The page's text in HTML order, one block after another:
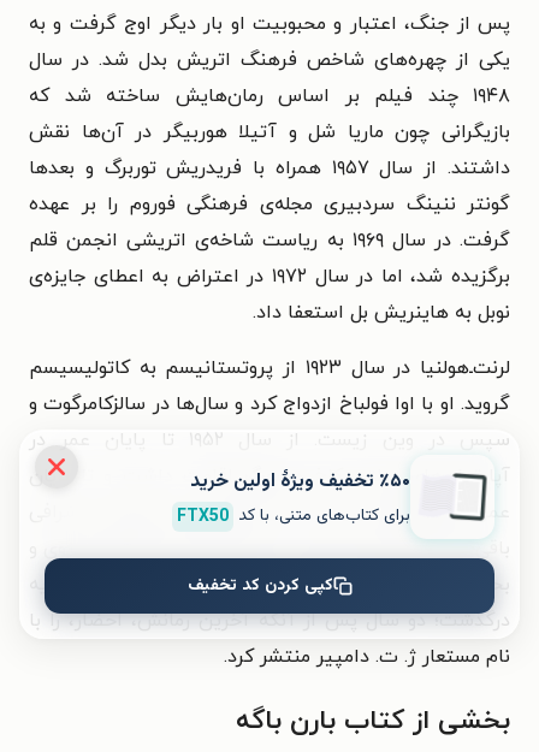
پس از جنگ، اعتبار و محبوبیت او بار دیگر اوج گرفت و به
یکی از چهره‌های شاخص فرهنگ اتریش بدل شد. در سال
۱۹۴۸ چند فیلم بر اساس رمان‌هایش ساخته شد که
بازیگرانی چون ماریا شل و آتیلا هوربیگر در آن‌ها نقش
داشتند. از سال ۱۹۵۷ همراه با فریدریش توربرگ و بعدها
گونتر ننینگ سردبیری مجله‌ی فرهنگی فوروم را بر عهده
گرفت. در سال ۱۹۶۹ به ریاست شاخه‌ی اتریشی انجمن قلم
برگزیده شد، اما در سال ۱۹۷۲ در اعتراض به اعطای جایزه‌ی
نوبل به هاینریش بل استعفا داد.
لرنت‌ـ‌هولنیا در سال ۱۹۲۳ از پروتستانیسم به کاتولیسیسم
گروید. او با اوا فولباخ ازدواج کرد و سال‌ها در سالزکامرگوت و
سپس در وین زیست. از سال ۱۹۵۲ تا پایان عمر در
آپارتمان‌های دولتی کاخ هفبورگ اقامت داشت و تا پایان
عمر محافظه‌کاری سیاسی و مدافع نوعی نخبه‌گرایی اشرافی
درگذشت؛ دو سال پس از آنکه آخرین رمانش، احضار، را با
نام مستعار ژ. ت. دامپیر منتشر کرد.
بخشی از کتاب بارن باگه
٪۵۰ تخفیف ویژۀ اولین خرید
برای کتاب‌های متنی، با کد FTX50
کپی کردن کد تخفیف